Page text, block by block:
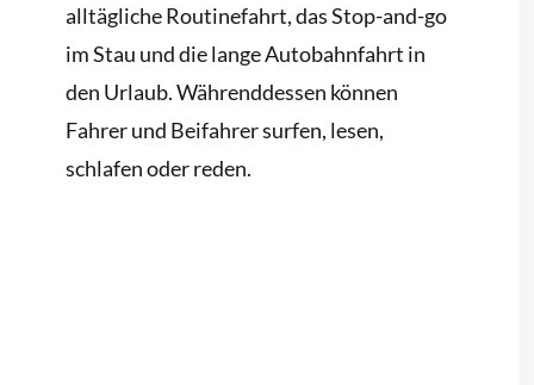
alltägliche Routinefahrt, das Stop-and-go
im Stau und die lange Autobahnfahrt in
den Urlaub. Währenddessen können
Fahrer und Beifahrer surfen, lesen,
schlafen oder reden.